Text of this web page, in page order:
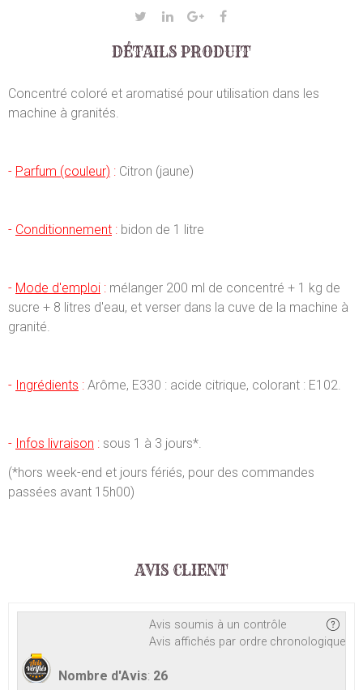
DÉTAILS PRODUIT
Concentré coloré et aromatisé pour utilisation dans les
machine à granités.
- Parfum (couleur) : Citron (jaune)
- Conditionnement : bidon de 1 litre
- Mode d'emploi : mélanger 200 ml de concentré + 1 kg de
sucre + 8 litres d'eau, et verser dans la cuve de la machine à
granité.
- Ingrédients : Arôme, E330 : acide citrique, colorant : E102.
- Infos livraison : sous 1 à 3 jours*.
(*hors week-end et jours fériés, pour des commandes
passées avant 15h00)
AVIS CLIENT
Avis soumis à un contrôle
Avis affichés par ordre chronologique
Nombre d'Avis: 26